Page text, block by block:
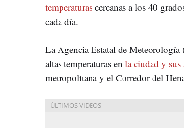
temperaturas cercanas a los 40
cada día.
La Agencia Estatal de
altas temperaturas en la ciudad y sus
metropolitana y el Corredor del